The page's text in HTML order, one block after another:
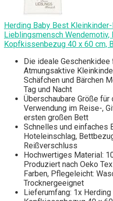
Herding Baby Best
Lieblingsmensch
Kopfkissenbezug 40 x 60 cm,
Die ideale Geschenkidee
Atmungsaktive
Schäfchen und Bärchen
Tag und Nacht
Überschaubare Größe
Verwendung im Reise-,
ersten großen Bett
Schnelles und einfaches
Hoteleinschlag,
Reißverschluss
Hochwertiges Material:
Produziert nach Oeko
Farben, Pflegeleicht:
Trocknergeeignet
Lieferumfang: 1x